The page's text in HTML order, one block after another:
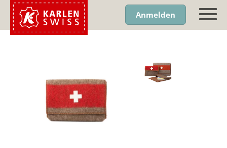
Anmelden